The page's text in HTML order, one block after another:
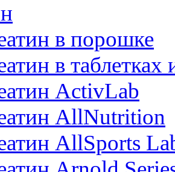
в порошке
в таблетках
ActivLab
AllNutrition
AllSports